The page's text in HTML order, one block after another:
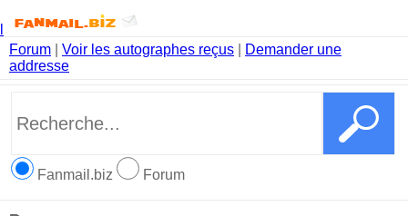
Forum
Voir les autographes reçus
Demander une
addresse
Fanmail.biz Forum